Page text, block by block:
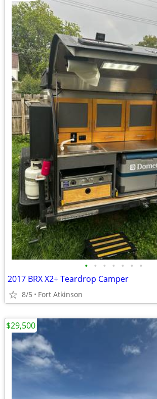
• • • • • • •
2017 BRX X2+ Teardrop Camper
8/5 Fort Atkinson
$29,500